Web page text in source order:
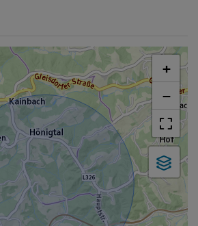
+
−